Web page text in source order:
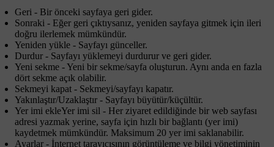
Geri - Bir önceki sayfaya geri gider.
Sonraki - Eğer geri çıktıysanız, yeniden sayfaya gitmek için ileri
doğru ilerlemek mümkündür.
Yeniden yükle - Sayfayı günceller.
Durdur - Sayfayı yüklemeyi durdurur ve geri gider.
Yeni sekme - Yeni bir sekme/sayfa oluşturun. Aynı anda en fazla
dört sekme açık olabilir.
Sekmeyi kapat - Sekmeyi/sayfayı kapatır.
Yakınlaştır/Uzaklaştır - Sayfayı büyütür/küçültür.
Yer imi ekleYer imi sil - Her ziyaret edildiğinde bir web sayfası
adresi yazmak yerine, sayfa için hızlı bir bağlantı (yer imi)
kaydetmek mümkündür. Maksimum 20 yer imi saklanabilir.
Ayarlar - İnternet tarayıcısının görüntüleme ve bilgi yönetiminin